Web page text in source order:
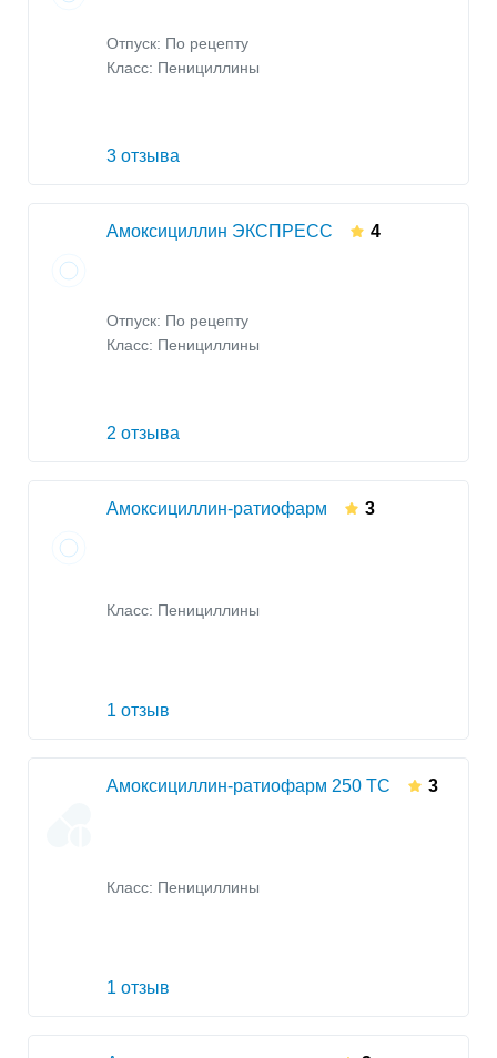
Отпуск: По рецепту
Класс: Пенициллины
3 отзыва
Амоксициллин ЭКСПРЕСС 4
Отпуск: По рецепту
Класс: Пенициллины
2 отзыва
Амоксициллин-ратиофарм 3
Класс: Пенициллины
1 отзыв
Амоксициллин-ратиофарм 250 ТС 3
Класс: Пенициллины
1 отзыв